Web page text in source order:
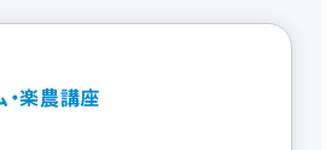
楽農講座